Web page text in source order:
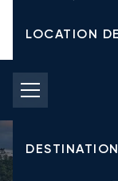
LOCATION
TARIFS
JETS PRIVÉS